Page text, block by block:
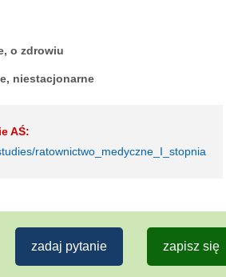
o zdrowiu
nie­sta­cjo­nar­ne
AŚ:
ratownictwo_medyczne_I_stopnia
zadaj pytanie zapisz się